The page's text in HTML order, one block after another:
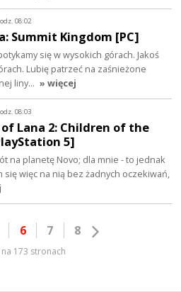
08:02
Summit Kingdom [PC]
się w wysokich górach. Jakoś
Lubię patrzeć na zaśnieżone
liny… » więcej
08:03
Lana 2: Children of the
5]
na planetę Novo; dla mnie - to jednak
się więc na nią bez żadnych oczekiwań,
6 7 8
173 stronach